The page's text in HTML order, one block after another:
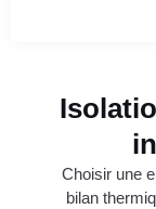
Choisir une
bilan